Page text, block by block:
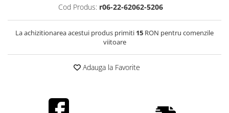
Cod Produs: r06-22-62062-5206
La achizitionarea acestui produs primiti 15 RON pentru comenzile
viitoare
Adauga la Favorite